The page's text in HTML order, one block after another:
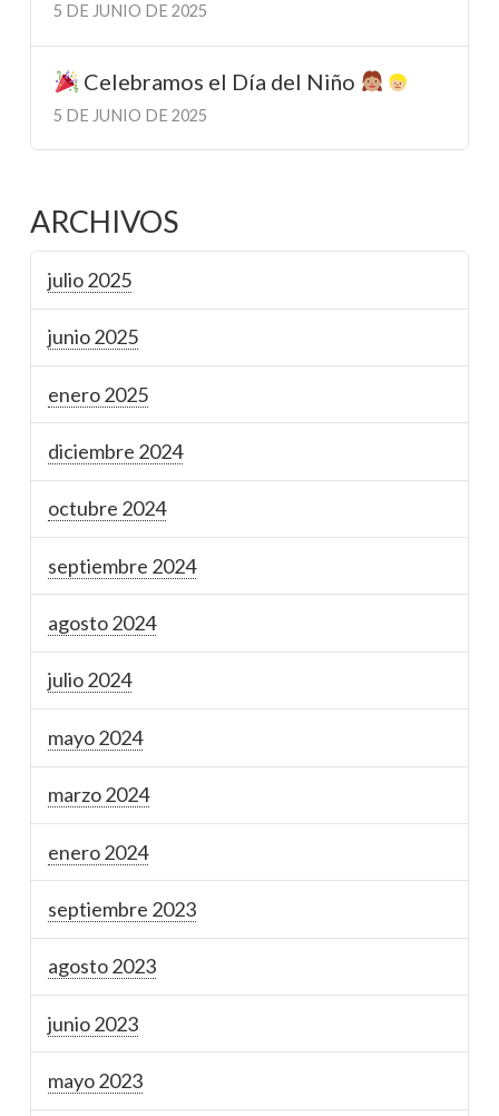
5 DE JUNIO DE 2025
Celebramos el Día del Niño
5 DE JUNIO DE 2025
ARCHIVOS
julio 2025
junio 2025
enero 2025
diciembre 2024
octubre 2024
septiembre 2024
agosto 2024
julio 2024
mayo 2024
marzo 2024
enero 2024
septiembre 2023
agosto 2023
junio 2023
mayo 2023